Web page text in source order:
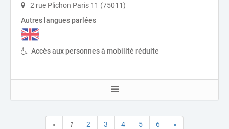
2 rue Plichon Paris 11 (75011)
Autres langues parlées
Accès aux personnes à mobilité réduite
« 1 2 3 4 5 6 »